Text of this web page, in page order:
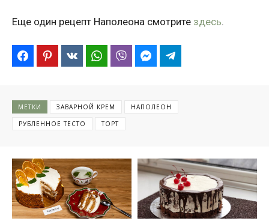
Еще один рецепт Наполеона смотрите здесь.
МЕТКИ ЗАВАРНОЙ КРЕМ
НАПОЛЕОН
РУБЛЕННОЕ ТЕСТО
ТОРТ